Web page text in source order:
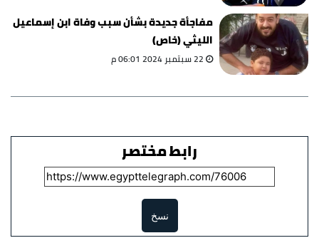
مفاجأة جديدة بشأن سبب وفاة ابن إسماعيل
الليثي (خاص)
22 سبتمبر 2024 06:01 م
رابط مختصر
نسخ